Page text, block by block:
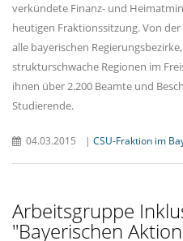
verkündete Finanz- und
heutigen Fraktionssitzung. Von
alle bayerischen
strukturschwache Regionen im
ihnen über 2.200 Beamte und
Studierende.
04.03.2015 | CSU-Fraktion im
Arbeitsgruppe
"Bayerischen